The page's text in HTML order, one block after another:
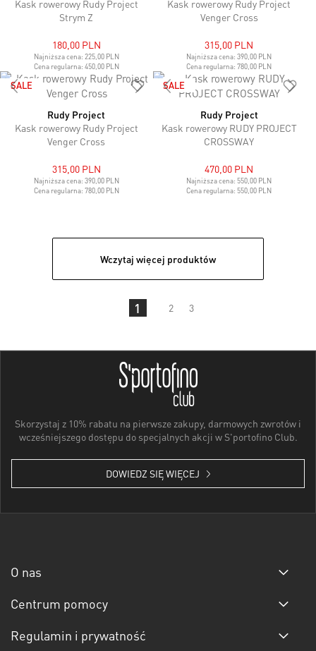
Kask rowerowy Rudy Project
Strym Z
180,00 PLN
Najniższa cena: 225,00 PLN
Cena regularna: 450,00 PLN
Kask rowerowy Rudy Project
Venger Cross
315,00 PLN
Najniższa cena:390,00 PLN
Cena regularna:780,00 PLN
SALE
Rudy Project
Kask rowerowy Rudy Project
Venger Cross
315,00 PLN
Najniższa cena: 390,00 PLN
Cena regularna: 780,00 PLN
SALE
Rudy Project
Kask rowerowy RUDY PROJECT
CROSSWAY
470,00 PLN
Najniższa cena: 550,00 PLN
Cena regularna: 550,00 PLN
Wczytaj więcej produktów
1 2 3
Skorzystaj z 10% rabatu na pierwsze zakupy, darmowych zwrotów i
wcześniejszego dostępu do specjalnych akcji w S'portofino Club.
DOWIEDZ SIĘ WIĘCEJ
O nas
Centrum pomocy
Regulamin i prywatność